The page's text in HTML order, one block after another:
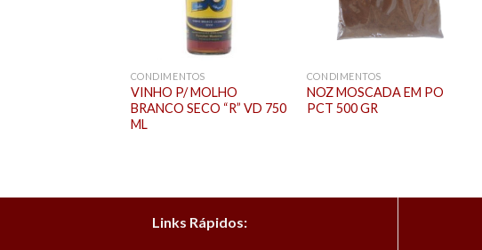
CONDIMENTOS
VINHO P/ MOLHO
BRANCO SECO “R” VD 750
ML
CONDIMENTOS
NOZ MOSCADA EM PO
PCT 500 GR
Links Rápidos: